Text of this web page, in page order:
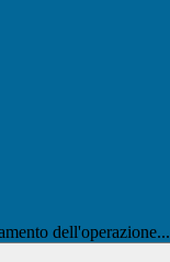
dell'operazione...